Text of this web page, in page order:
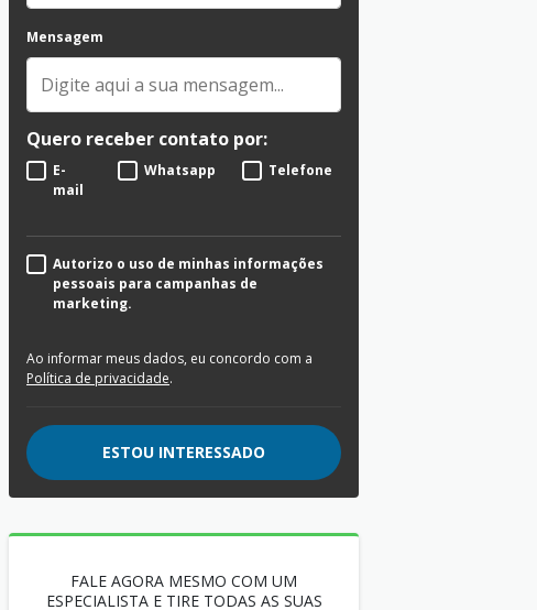
Mensagem
Quero receber contato por:
E-
mail
Whatsapp Telefone
Autorizo o uso de minhas informações
pessoais para campanhas de
marketing.
Ao informar meus dados, eu concordo com a
Política de privacidade.
ESTOU INTERESSADO
FALE AGORA MESMO COM UM
ESPECIALISTA E TIRE TODAS AS SUAS